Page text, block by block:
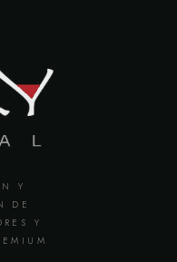
Y
DE
Y